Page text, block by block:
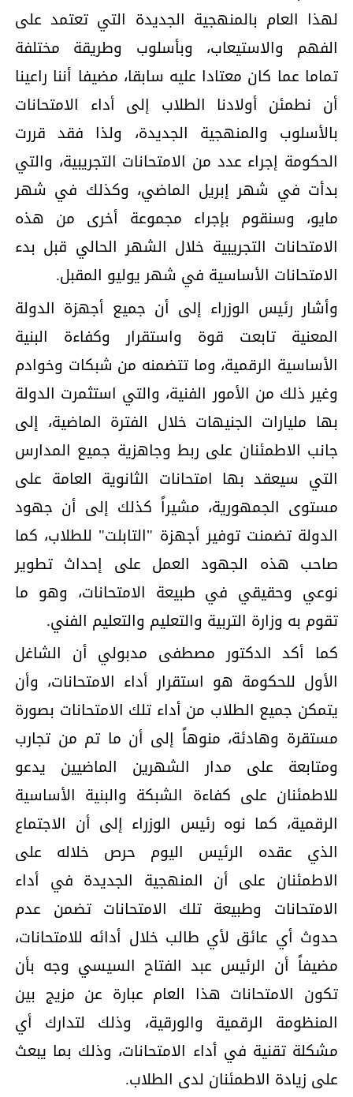
لهذا العام بالمنهجية الجديدة التي تعتمد على
الفهم والاستيعاب، وبأسلوب وطريقة مختلفة
تماما عما كان معتادا عليه سابقا، مضيفا أننا راعينا
أن نطمئن أولادنا الطلاب إلى أداء الامتحانات
بالأسلوب والمنهجية الجديدة، ولذا فقد قررت
الحكومة إجراء عدد من الامتحانات التجريبية، والتي
بدأت في شهر إبريل الماضي، وكذلك في شهر
مايو، وسنقوم بإجراء مجموعة أخرى من هذه
الامتحانات التجريبية خلال الشهر الحالي قبل بدء
الامتحانات الأساسية في شهر يوليو المقبل.
وأشار رئيس الوزراء إلى أن جميع أجهزة الدولة
المعنية تابعت قوة واستقرار وكفاءة البنية
الأساسية الرقمية، وما تتضمنه من شبكات وخوادم
وغير ذلك من الأمور الفنية، والتي استثمرت الدولة
بها مليارات الجنيهات خلال الفترة الماضية، إلى
جانب الاطمئنان على ربط وجاهزية جميع المدارس
التي سيعقد بها امتحانات الثانوية العامة على
مستوى الجمهورية، مشيراً كذلك إلى أن جهود
الدولة تضمنت توفير أجهزة "التابلت" للطلاب، كما
صاحب هذه الجهود العمل على إحداث تطوير
نوعي وحقيقي في طبيعة الامتحانات، وهو ما
تقوم به وزارة التربية والتعليم والتعليم الفني.
كما أكد الدكتور مصطفى مدبولي أن الشاغل
الأول للحكومة هو استقرار أداء الامتحانات، وأن
يتمكن جميع الطلاب من أداء تلك الامتحانات بصورة
مستقرة وهادئة، منوهاً إلى أن ما تم من تجارب
ومتابعة على مدار الشهرين الماضيين يدعو
للاطمئنان على كفاءة الشبكة والبنية الأساسية
الرقمية، كما نوه رئيس الوزراء إلى أن الاجتماع
الذي عقده الرئيس اليوم حرص خلاله على
الاطمئنان على أن المنهجية الجديدة في أداء
الامتحانات وطبيعة تلك الامتحانات تضمن عدم
حدوث أي عائق لأي طالب خلال أدائه للامتحانات،
مضيفاً أن الرئيس عبد الفتاح السيسي وجه بأن
تكون الامتحانات هذا العام عبارة عن مزيج بين
المنظومة الرقمية والورقية، وذلك لتدارك أي
مشكلة تقنية في أداء الامتحانات، وذلك بما يبعث
على زيادة الاطمئنان لدى الطلاب.